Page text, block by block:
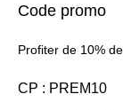
Code promo
Profiter de 10%
CP : PREM10